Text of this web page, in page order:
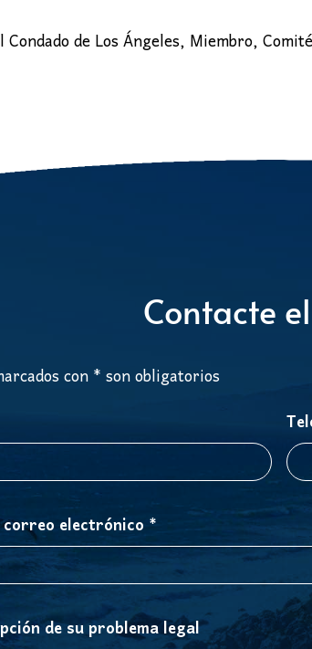
de Los Ángeles, Miembro,
Contacte
con * son obligatorios
electrónico *
de su problema legal